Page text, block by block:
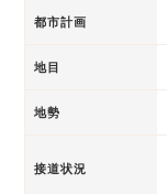
都市計画
地目
地勢
接道状況